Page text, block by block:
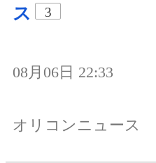
ス
3
08月06日 22:33
オリコンニュース